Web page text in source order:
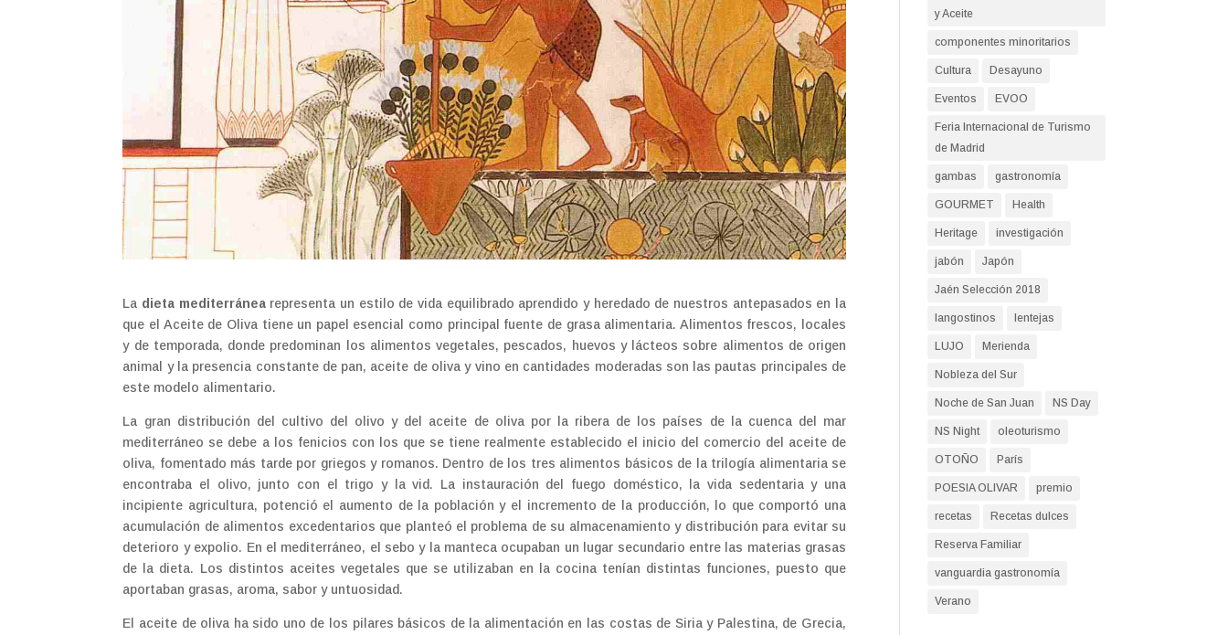
La dieta mediterránearepresenta un estilo de vida equilibrado aprendido y heredado de nuestros antepasados en la
que el Aceite de Oliva tiene un papel esencial como principal fuente de grasa alimentaria. Alimentos frescos, locales
y de temporada, donde predominan los alimentos vegetales, pescados, huevos y lácteos sobre alimentos de origen
animal y la presencia constante de pan, aceite de oliva y vino en cantidades moderadas son las pautas principales de
este modelo alimentario.
La gran distribución del cultivo del olivo y del aceite de oliva por la ribera de los países de la cuenca del mar
mediterráneo se debe a los fenicios con los que se tiene realmente establecido el inicio del comercio del aceite de
oliva, fomentado más tarde por griegos y romanos. Dentro de los tres alimentos básicos de la trilogía alimentaria se
encontraba el olivo, junto con el trigo y la vid. La instauración del fuego doméstico, la vida sedentaria y una
incipiente agricultura, potenció el aumento de la población y el incremento de la producción, lo que comportó una
acumulación de alimentos excedentarios que planteó el problema de su almacenamiento y distribución para evitar su
deterioro y expolio. En el mediterráneo, el sebo y la manteca ocupaban un lugar secundario entre las materias grasas
de la dieta. Los distintos aceites vegetales que se utilizaban en la cocina tenían distintas funciones, puesto que
aportaban grasas, aroma, sabor y untuosidad.
El aceite de oliva ha sido uno de los pilares básicos de la alimentación en las costas de Siria y Palestina, de Grecia,
y Aceite
componentes minoritarios
Cultura Desayuno
Eventos EVOO
Feria Internacional de Turismo
de Madrid
gambas gastronomía
GOURMET Health
Heritage investigación
jabón Japón
Jaén Selección 2018
langostinos lentejas
LUJO Merienda
Nobleza del Sur
Noche de San Juan NS Day
NS Night oleoturismo
OTOÑO París
POESIA OLIVAR premio
recetas Recetas dulces
Reserva Familiar
vanguardia gastronomía
Verano